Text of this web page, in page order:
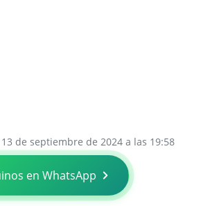
de septiembre de 2024 a las 19:58
en WhatsApp